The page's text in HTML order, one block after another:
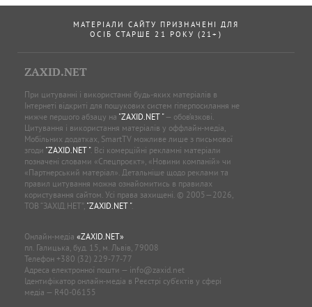
МАТЕРІАЛИ САЙТУ ПРИЗНАЧЕНІ ДЛЯ
ОСІБ СТАРШЕ 21 РОКУ (21+)
ZAXID.NET
При цитуванні і використанні будь-яких матеріалів в
Інтернеті відкриті для пошукових систем гіперпосилання не
нижче першого абзацу на "ZAXID.NET "— обов’язкові.
Цитування і використання матеріалів у оффлайн-медіа,
Мобільних додатках, SmartTV можливе лише з письмової
згоди "ZAXID.NET ". Всі комерційні рекламні матеріали
позначені словами «Спецпроєкт», «Новини компаній» чи
«Партнерський матеріал». Детальніше щодо реклами та
правил цитування можна ознайомитись в правилах
користування сайтом. Усі права захищені. © 2005—2026,
ТОВ “ЗАХІД.НЕТ”, "ZAXID.NET ".
Онлайн-медіа «ZAXID.NET»
пл. Галицька, буд. 15, м. Львів, 79008
Телефон +380 (32) 229-77-77
Адреса електронної пошти — info@zaxid.net
Ідентифікатор онлайн-медіа в Реєстрі суб'єктів у сфері
медіа — R40-06155